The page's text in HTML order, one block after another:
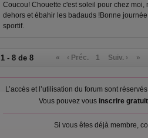
Coucou! Chouette c'est soleil pour chez moi,
dehors et ébahir les badauds !Bonne
sportif.
1 - 8 de 8 « ‹ Préc. 1 Suiv. › »
L’accès et l’utilisation du forum sont
Vous pouvez vous inscrire
Si vous êtes déjà membre,